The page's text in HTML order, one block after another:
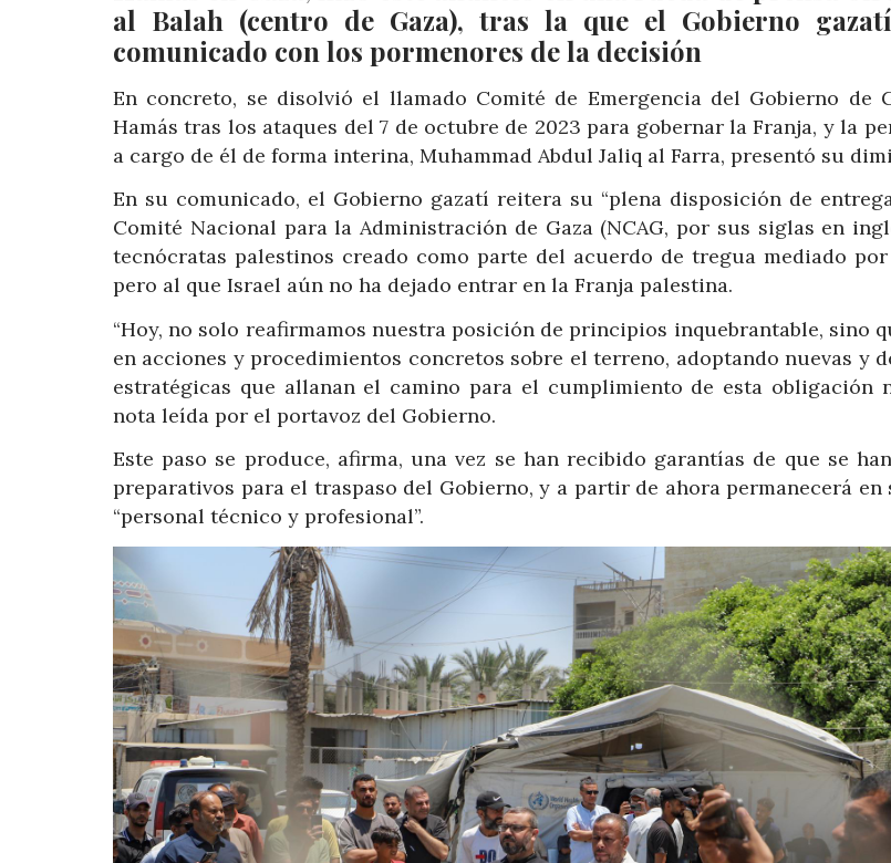
al Balah (centro de Gaza), tras la que el Gobierno
comunicado con los pormenores de la decisión
En concreto, se disolvió el llamado Comité de Emergencia del Gobierno de
Hamás tras los ataques del 7 de octubre de 2023 para gobernar la Franja, y la
a cargo de él de forma interina, Muhammad Abdul Jaliq al Farra, presentó su
En su comunicado, el Gobierno gazatí reitera su “plena disposición de
Comité Nacional para la Administración de Gaza (NCAG, por sus siglas en
tecnócratas palestinos creado como parte del acuerdo de tregua mediado por
pero al que Israel aún no ha dejado entrar en la Franja palestina.
“Hoy, no solo reafirmamos nuestra posición de principios inquebrantable, sino
en acciones y procedimientos concretos sobre el terreno, adoptando nuevas y
estratégicas que allanan el camino para el cumplimiento de esta obligación
nota leída por el portavoz del Gobierno.
Este paso se produce, afirma, una vez se han recibido garantías de que se
preparativos para el traspaso del Gobierno, y a partir de ahora permanecerá en
“personal técnico y profesional”.